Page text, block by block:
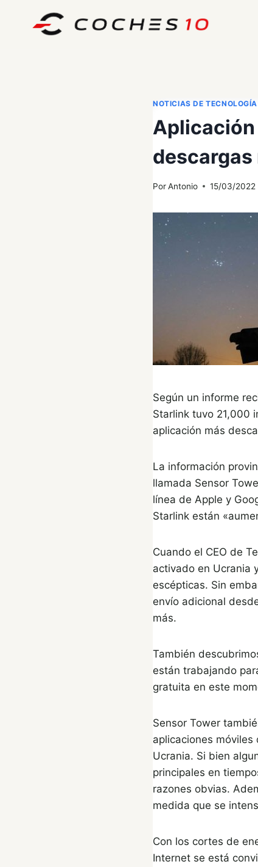
NOTICIAS DE
Aplicación
descargas
PorAntonio 15/03/2022
Según un informe
Starlink tuvo 21,000
aplicación más
La información
llamada Sensor
línea de Apple y
Starlink están
Cuando el CEO de
activado en Ucrania
escépticas. Sin
envío adicional
más.
También
están trabajando
gratuita en este
Sensor Tower
aplicaciones
Ucrania. Si bien
principales en
razones obvias.
medida que se
Con los cortes de
Internet se está